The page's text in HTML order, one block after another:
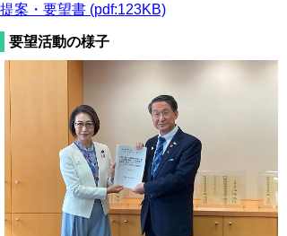
提案・要望書 (pdf:123KB)
要望活動の様子